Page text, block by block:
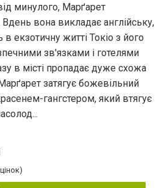
минулого, Марґарет
вона викладає англійську,
екзотичну житті Токіо з його
зв'язками і готелями
в місті пропадає дуже схожа
затягує божевільний
гангстером, який втягує